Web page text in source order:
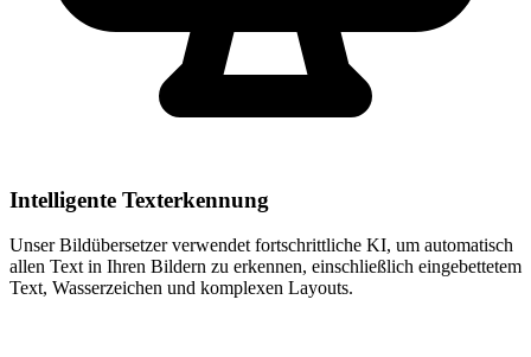
Intelligente Texterkennung
Unser Bildübersetzer verwendet fortschrittliche KI, um automatisch
allen Text in Ihren Bildern zu erkennen, einschließlich eingebettetem
Text, Wasserzeichen und komplexen Layouts.